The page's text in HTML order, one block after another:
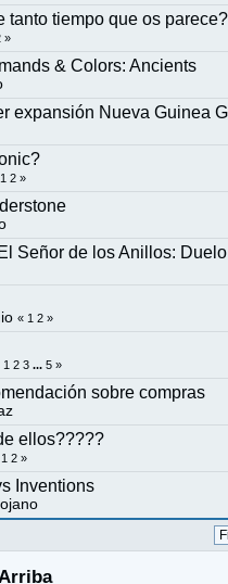
tanto tiempo que os
»
& Colors: Ancients
expansión Nueva Guinea
1 2 »
Señor de los Anillos:
« 1 2 »
1 2 3 ...5 »
sobre compras
ellos?????
1 2 »
Inventions